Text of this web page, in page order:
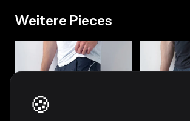
Weitere Pieces
🍪